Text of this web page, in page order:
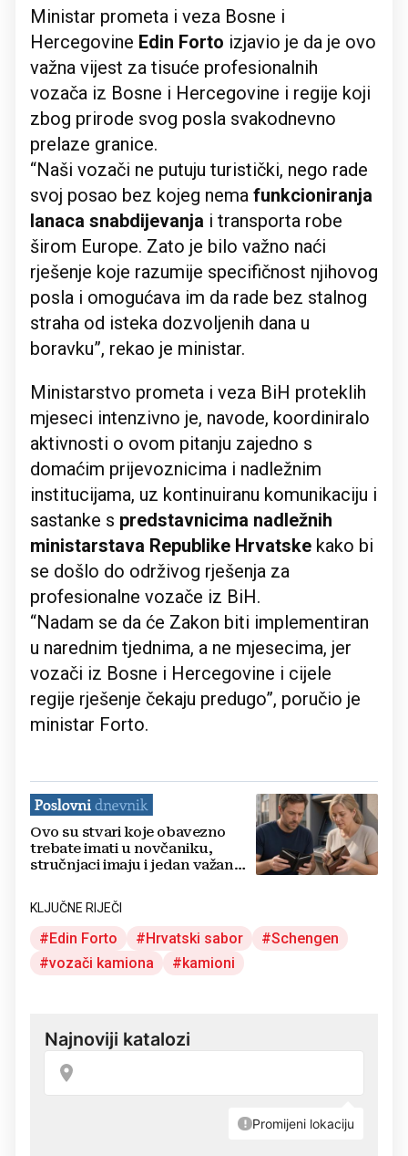
Ministar prometa i veza Bosne i
Hercegovine Edin Forto izjavio je da je ovo
važna vijest za tisuće profesionalnih
vozača iz Bosne i Hercegovine i regije koji
zbog prirode svog posla svakodnevno
prelaze granice.
“Naši vozači ne putuju turistički, nego rade
svoj posao bez kojeg nema funkcioniranja
lanaca snabdijevanja i transporta robe
širom Europe. Zato je bilo važno naći
rješenje koje razumije specifičnost njihovog
posla i omogućava im da rade bez stalnog
straha od isteka dozvoljenih dana u
boravku”, rekao je ministar.
Ministarstvo prometa i veza BiH proteklih
mjeseci intenzivno je, navode, koordiniralo
aktivnosti o ovom pitanju zajedno s
domaćim prijevoznicima i nadležnim
institucijama, uz kontinuiranu komunikaciju i
sastanke s predstavnicima nadležnih
ministarstava Republike Hrvatske kako bi
se došlo do održivog rješenja za
profesionalne vozače iz BiH.
“Nadam se da će Zakon biti implementiran
u narednim tjednima, a ne mjesecima, jer
vozači iz Bosne i Hercegovine i cijele
regije rješenje čekaju predugo”, poručio je
ministar Forto.
Ovo su stvari koje obavezno
trebate imati u novčaniku,
stručnjaci imaju i jedan važan
KLJUČNE RIJEČI
Edin Forto Hrvatski sabor
Schengen
vozači kamiona
kamioni